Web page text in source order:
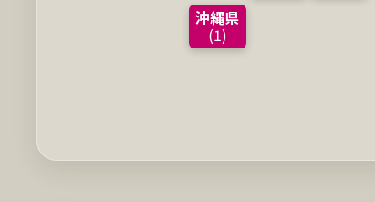
沖縄県
(1)